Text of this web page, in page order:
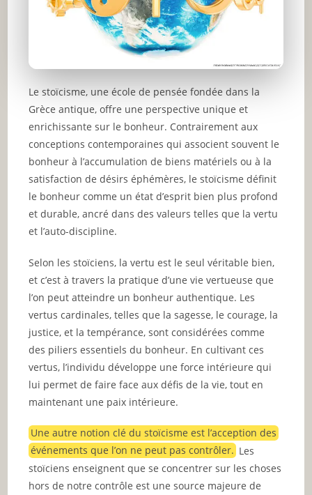
Le stoïcisme, une école de pensée fondée dans la
Grèce antique, offre une perspective unique et
enrichissante sur le bonheur. Contrairement aux
conceptions contemporaines qui associent souvent le
bonheur à l’accumulation de biens matériels ou à la
satisfaction de désirs éphémères, le stoïcisme définit
le bonheur comme un état d’esprit bien plus profond
et durable, ancré dans des valeurs telles que la vertu
et l’auto-discipline.
Selon les stoïciens, la vertu est le seul véritable bien,
et c’est à travers la pratique d’une vie vertueuse que
l’on peut atteindre un bonheur authentique. Les
vertus cardinales, telles que la sagesse, le courage, la
justice, et la tempérance, sont considérées comme
des piliers essentiels du bonheur. En cultivant ces
vertus, l’individu développe une force intérieure qui
lui permet de faire face aux défis de la vie, tout en
maintenant une paix intérieure.
Une autre notion clé du stoïcisme est l’acception des
événements que l’on ne peut pas contrôler. Les
stoïciens enseignent que se concentrer sur les choses
hors de notre contrôle est une source majeure de